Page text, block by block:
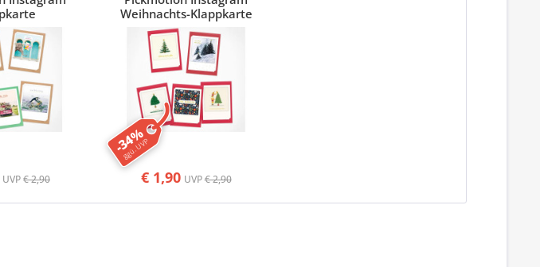
UVP€ 2,90
-34%
ggü. UVP
Weihnachts-Klappkarte
10x13,5cm
€ 1,90 UVP€ 2,90